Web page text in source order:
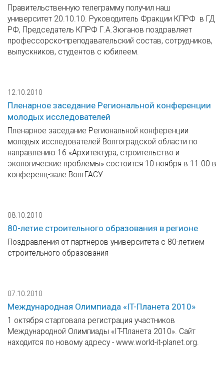
Правительственную телеграмму получил наш
университет 20.10.10. Руководитель Фракции КПРФ в ГД
РФ, Председатель КПРФ Г.А.Зюганов поздравляет
профессорско-преподавательский состав, сотрудников,
выпускников, студентов с юбилеем.
12.10.2010
Пленарное заседание Региональной конференции
молодых исследователей
Пленарное заседание Региональной конференции
молодых исследователей Волгоградской области по
направлению 16 «Архитектура, строительство и
экологические проблемы» состоится 10 ноября в 11.00 в
конференц-зале ВолгГАСУ.
08.10.2010
80-летие строительного образования в регионе
Поздравления от партнеров университета с 80-летием
строительного образования
07.10.2010
Международная Олимпиада «IT-Планета 2010»
1 октября стартовала регистрация участников
Международной Олимпиады «IT-Планета 2010». Сайт
находится по новому адресу - www.world-it-planet.org.